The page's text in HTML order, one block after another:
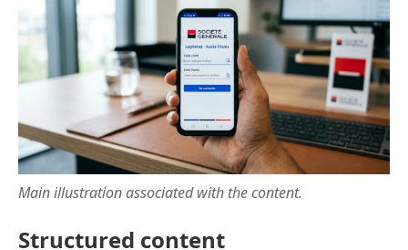
Main illustration associated with the content.
Structured content